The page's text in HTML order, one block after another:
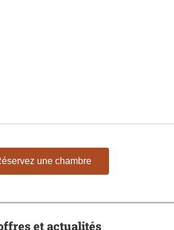
une chambre
et actualités